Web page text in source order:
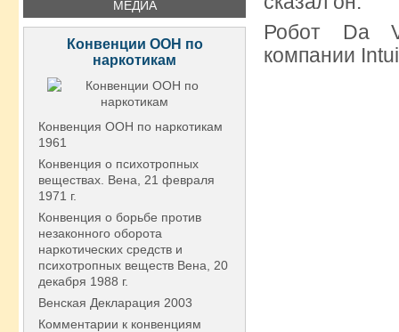
МЕДИА
Конвенции ООН по
наркотикам
Конвенция ООН по наркотикам
1961
Конвенция о психотропных
веществах. Вена, 21 февраля
1971 г.
Конвенция о борьбе против
незаконного оборота
наркотических средств и
психотропных веществ Вена, 20
декабря 1988 г.
Венская Декларация 2003
Комментарии к конвенциям
Робот Da
компании